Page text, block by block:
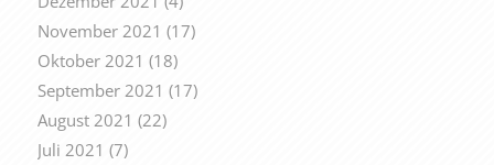
November 2021 (17)
Oktober 2021 (18)
September 2021 (17)
August 2021 (22)
Juli 2021 (7)